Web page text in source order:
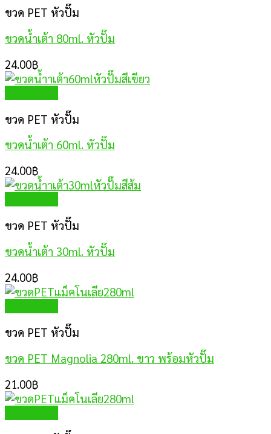
ขวด PET หัวปั๊ม
ขวดน้ำเต้า 80ml. หัวปั๊ม
24.00฿
ขวด PET หัวปั๊ม
ขวดน้ำเต้า 60ml. หัวปั๊ม
24.00฿
ขวด PET หัวปั๊ม
ขวดน้ำเต้า 30ml. หัวปั๊ม
24.00฿
ขวด PET หัวปั๊ม
ขวด PET Magnolia 280ml. ขาว พร้อมหัวปั๊ม
21.00฿